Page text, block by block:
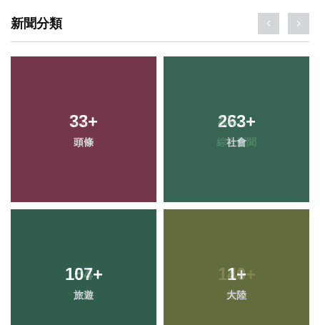
新聞分類
33+
頭條
263+
社會
107+
旅遊
1+
大陸